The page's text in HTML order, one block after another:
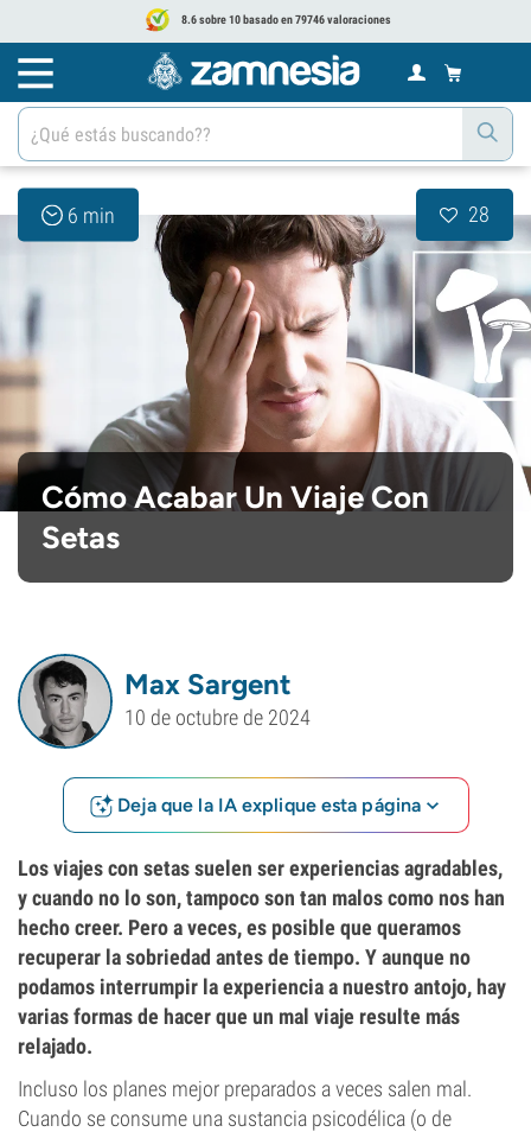
8.6 sobre 10 basado en 79746 valoraciones
6 min 28
Cómo Acabar Un Viaje Con
Setas
Max Sargent
10 de octubre de 2024
Deja que la IA explique esta página
Los viajes con setas suelen ser experiencias agradables,
y cuando no lo son, tampoco son tan malos como nos han
hecho creer. Pero a veces, es posible que queramos
recuperar la sobriedad antes de tiempo. Y aunque no
podamos interrumpir la experiencia a nuestro antojo, hay
varias formas de hacer que un mal viaje resulte más
relajado.
Incluso los planes mejor preparados a veces salen mal.
Cuando se consume una sustancia psicodélica (o de